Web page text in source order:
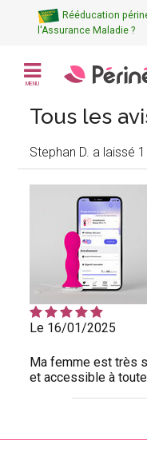
Rééducation
l'Assurance Maladie ?
MENU
Tous les
Stephan D. a laissé
Le 16/01/2025
Ma femme est très
et accessible à